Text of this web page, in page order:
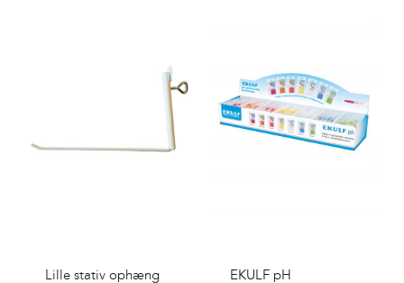
Lille stativ ophæng
EKULF pH